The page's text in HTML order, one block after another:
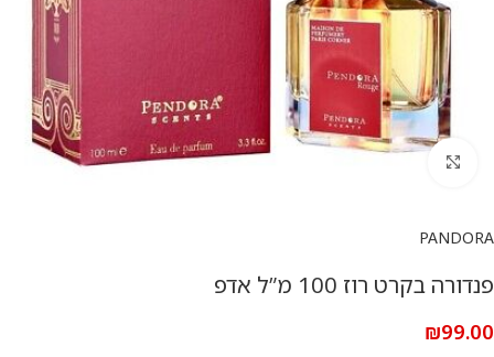
PANDORA
פנדורה בקרט רוז 100 מ”ל אדפ
₪99.00